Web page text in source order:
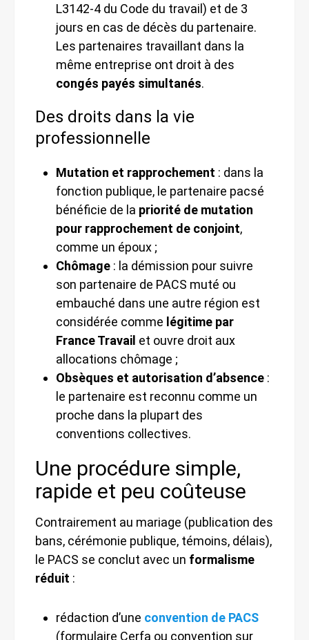
L3142-4 du Code du travail) et de 3
jours en cas de décès du partenaire.
Les partenaires travaillant dans la
même entreprise ont droit à des
congés payés simultanés.
Des droits dans la vie
professionnelle
Mutation et rapprochement : dans la
fonction publique, le partenaire pacsé
bénéficie de la priorité de mutation
pour rapprochement de conjoint,
comme un époux ;
Chômage : la démission pour suivre
son partenaire de PACS muté ou
embauché dans une autre région est
considérée comme légitime par
France Travail et ouvre droit aux
allocations chômage ;
Obsèques et autorisation d’absence :
le partenaire est reconnu comme un
proche dans la plupart des
conventions collectives.
Une procédure simple,
rapide et peu coûteuse
Contrairement au mariage (publication des
bans, cérémonie publique, témoins, délais),
le PACS se conclut avec un formalisme
réduit :
rédaction d’une convention de PACS
(formulaire Cerfa ou convention sur